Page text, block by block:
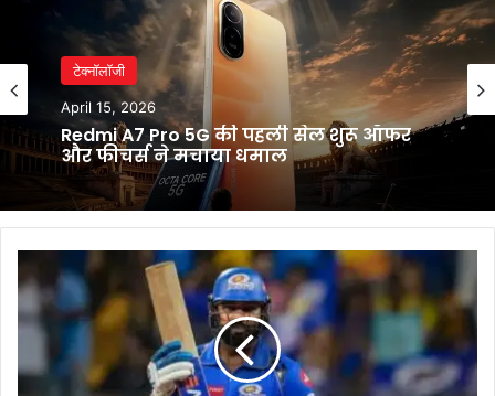
टेक्नॉलॉजी
April 15, 2026
Redmi A7 Pro 5G की पहली सेल शुरू ऑफर
और फीचर्स ने मचाया धमाल
2025:
रोहित
शर्मा
वीडियो